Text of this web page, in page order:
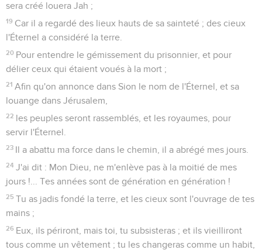
sera créé louera Jah ;
19 Car il a regardé des lieux hauts de sa sainteté ; des cieux
l'Éternel a considéré la terre.
20 Pour entendre le gémissement du prisonnier, et pour
délier ceux qui étaient voués à la mort ;
21 Afin qu'on annonce dans Sion le nom de l'Éternel, et sa
louange dans Jérusalem,
22 les peuples seront rassemblés, et les royaumes, pour
servir l'Éternel.
23 Il a abattu ma force dans le chemin, il a abrégé mes jours.
24 J'ai dit : Mon Dieu, ne m'enlève pas à la moitié de mes
jours !... Tes années sont de génération en génération !
25 Tu as jadis fondé la terre, et les cieux sont l'ouvrage de tes
mains ;
26 Eux, ils périront, mais toi, tu subsisteras ; et ils vieilliront
tous comme un vêtement ; tu les changeras comme un habit,